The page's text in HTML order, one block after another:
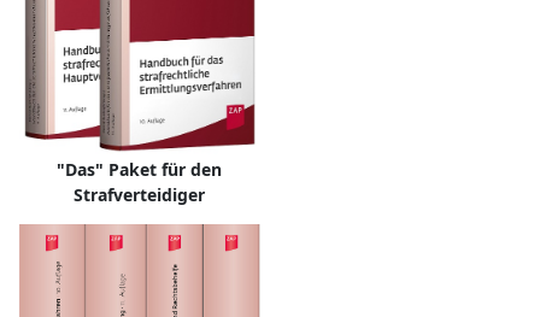
"Das" Paket für den
Strafverteidiger